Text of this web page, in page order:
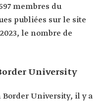
membres du
publiées sur le site
le nombre de
University
University, il y a